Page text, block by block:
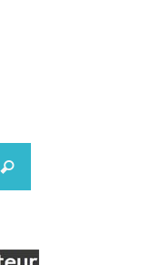
Recherche